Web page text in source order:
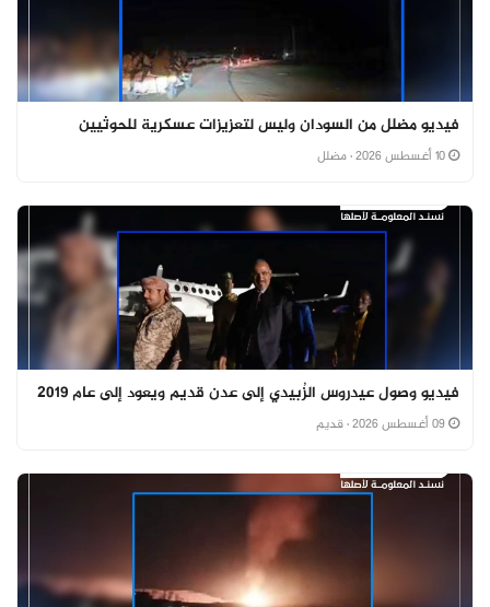
فيديو مضلل من السودان وليس لتعزيزات عسكرية للحوثيين
· مضلل
فيديو وصول عيدروس الزُبيدي إلى عدن قديم ويعود إلى عام 2019
· قديم